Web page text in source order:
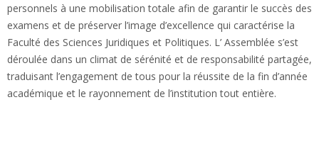
personnels à une mobilisation totale afin de garantir le succès des
examens et de préserver l’image d’excellence qui caractérise la
Faculté des Sciences Juridiques et Politiques. L’ Assemblée s’est
déroulée dans un climat de sérénité et de responsabilité partagée,
traduisant l’engagement de tous pour la réussite de la fin d’année
académique et le rayonnement de l’institution tout entière.